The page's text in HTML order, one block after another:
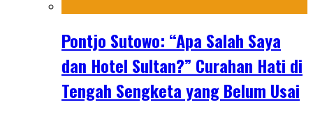
Pontjo Sutowo: “Apa Salah Saya
dan Hotel Sultan?” Curahan Hati di
Tengah Sengketa yang Belum Usai